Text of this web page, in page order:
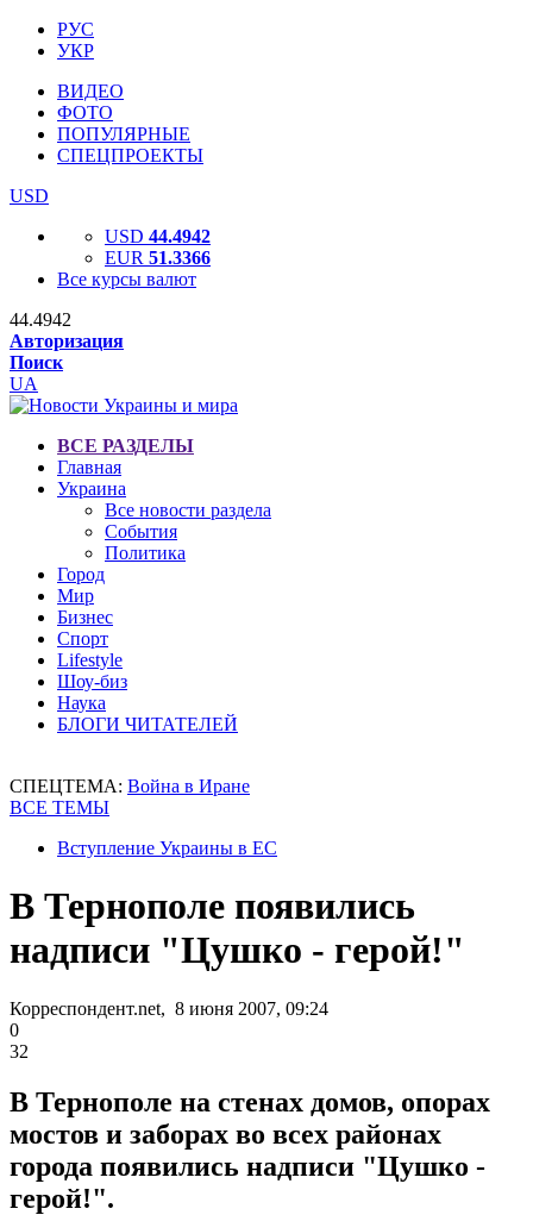
РУС
УКР
ВИДЕО
ФОТО
ПОПУЛЯРНЫЕ
СПЕЦПРОЕКТЫ
USD
USD 44.4942
EUR 51.3366
Все курсы валют
44.4942
Авторизация
Поиск
UA
ВСЕ РАЗДЕЛЫ
Главная
Украина
Все новости раздела
События
Политика
Город
Мир
Бизнес
Спорт
Lifestyle
Шоу-биз
Наука
БЛОГИ ЧИТАТЕЛЕЙ
СПЕЦТЕМА: Война в Иране
ВСЕ ТЕМЫ
Вступление Украины в ЕС
В Тернополе появились
надписи "Цушко - герой!"
Корреспондент.net, 8 июня 2007, 09:24
0
32
В Тернополе на стенах домов, опорах
мостов и заборах во всех районах
города появились надписи "Цушко -
герой!".